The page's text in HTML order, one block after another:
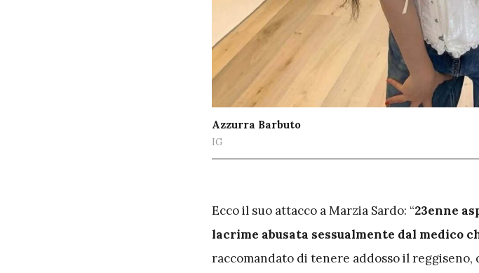
Azzurra Barbuto
IG
Ecco il suo attacco a Marzia Sardo: “23enne
lacrime abusata sessualmente dal medico
raccomandato di tenere addosso il reggiseno,